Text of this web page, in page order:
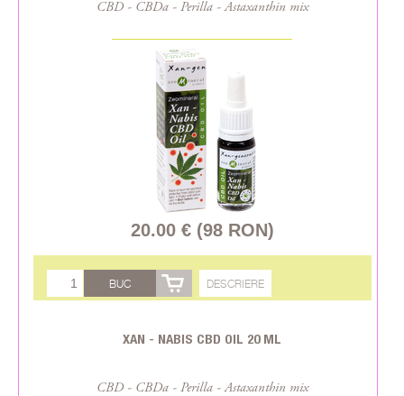
CBD - CBDa - Perilla - Astaxanthin mix
20.00 € (98 RON)
BUC DESCRIERE
XAN - NABIS CBD OIL 20 ML
CBD - CBDa - Perilla - Astaxanthin mix